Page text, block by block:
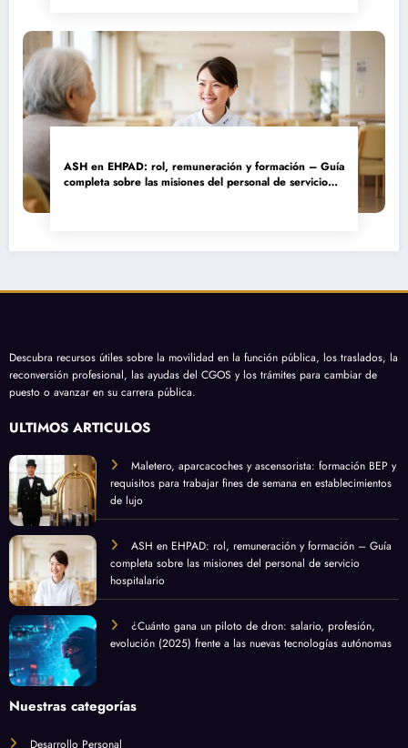
ASH en EHPAD: rol, remuneración y formación – Guía
completa sobre las misiones del personal de servicio
Descubra recursos útiles sobre la movilidad en la función pública, los traslados, la
reconversión profesional, las ayudas del CGOS y los trámites para cambiar de
puesto o avanzar en su carrera pública.
ÚLTIMOS ARTÍCULOS
Maletero, aparcacoches y ascensorista: formación BEP y
requisitos para trabajar fines de semana en establecimientos
de lujo
ASH en EHPAD: rol, remuneración y formación – Guía
completa sobre las misiones del personal de servicio
hospitalario
¿Cuánto gana un piloto de dron: salario, profesión,
evolución (2025) frente a las nuevas tecnologías autónomas
Nuestras categorías
Desarrollo Personal